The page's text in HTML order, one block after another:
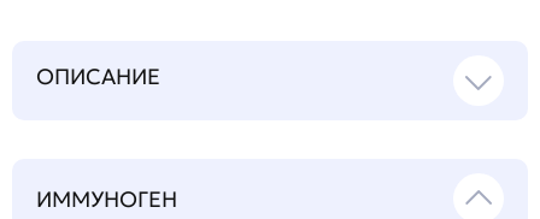
ОПИСАНИЕ
ИММУНОГЕН